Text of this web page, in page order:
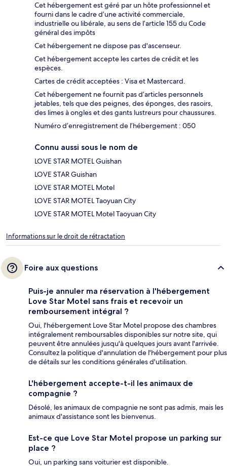
Cet hébergement est géré par un hôte professionnel et
fourni dans le cadre d’une activité commerciale,
industrielle ou libérale, au sens de l’article 155 du Code
général des impôts
Cet hébergement ne dispose pas d'ascenseur.
Cet hébergement accepte les cartes de crédit et les
espèces.
Cartes de crédit acceptées : Visa et Mastercard.
Cet hébergement ne fournit pas d’articles personnels
jetables, tels que des peignes, des éponges, des rasoirs,
des limes à ongles et des gants lustreurs pour chaussures.
Numéro d’enregistrement de l’hébergement : 050
Connu aussi sous le nom de
LOVE STAR MOTEL Guishan
LOVE STAR Guishan
LOVE STAR MOTEL Motel
LOVE STAR MOTEL Taoyuan City
LOVE STAR MOTEL Motel Taoyuan City
Informations sur le droit de rétractation
Foire aux questions
Puis-je annuler ma réservation à l'hébergement
Love Star Motel sans frais et recevoir un
remboursement intégral ?
Oui, l'hébergement Love Star Motel propose des chambres
intégralement remboursables disponibles sur notre site, qui
peuvent être annulées jusqu'à quelques jours avant l'arrivée.
Consultez la politique d'annulation de l'hébergement pour plus
de détails sur les conditions générales d'utilisation.
L'hébergement accepte-t-il les animaux de
compagnie ?
Désolé, les animaux de compagnie ne sont pas admis, mais les
animaux d'assistance sont les bienvenus.
Est-ce que Love Star Motel propose un parking sur
place ?
Oui, un parking sans voiturier est disponible.